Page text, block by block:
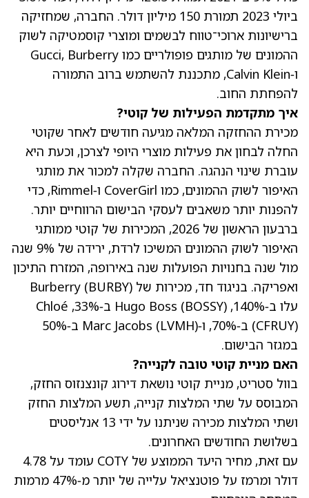
ביולי 2023 תמורת 150 מיליון דולר. החברה, שמחזיקה
ברישיונות ארוכי־טווח לבשמים ומוצרי קוסמטיקה לשוק
ההמונים של מותגים פופולריים כמו Gucci, Burberry
ו‑Calvin Klein, מתכננת להשתמש ברוב התמורה
להפחתת החוב.
איך מתקדמת הפעילות של קוטי?
מכירת ההחזקה המלאה מגיעה חודשים לאחר שקוטי
החלה לבחון את פעילות מוצרי היופי לצרכן, וכעת היא
עוברת שינוי הנהגה. החברה שקלה למכור את מותגי
האיפור לשוק ההמונים, כמו CoverGirl ו‑Rimmel, כדי
להפנות יותר משאבים לעסקי הבישום הרווחיים יותר.
ברבעון הראשון של 2026, המכירות של קוטי ממותגי
האיפור לשוק ההמונים המשיכו לרדת,
ירידה של 9% שנה
מול שנה בחנויות הפועלות שנה באירופה, המזרח התיכון
ואפריקה. בניגוד חד, מכירות של Burberry (BURBY)
עלו ב‑140%, Hugo Boss
(BOSSY)
ב‑33%, Chloé
(CFRUY) ב‑70%, ו‑Marc Jacobs (LVMH)
ב‑50%
במגזר הבישום.
האם מניית קוטי טובה לקנייה?
בוול סטריט, מניית קוטי נושאת דירוג קונצנזוס החזק,
המבוסס על שתי המלצות קנייה, תשע המלצות החזק
ושתי המלצות מכירה שניתנו על ידי 13 אנליסטים
בשלושת החודשים האחרונים.
עם זאת, מחיר היעד הממוצע של COTY
עומד על 4.78
דולר ומרמז על פוטנציאל עלייה של יותר מ‑47% מרמות